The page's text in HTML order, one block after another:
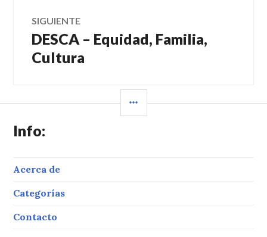
SIGUIENTE
Entrada
siguiente:
DESCA – Equidad, Familia,
Cultura
LATERAL
Info:
Acerca de
Categorías
Contacto